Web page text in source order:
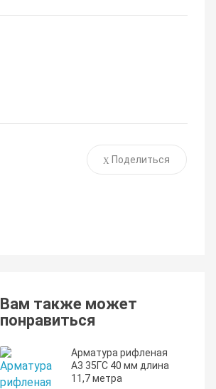
Поделиться
Вам также может
понравиться
Арматура рифленая
А3 35ГС 40 мм длина
11,7 метра